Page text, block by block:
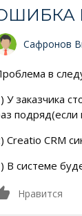
Сафронов
в
У заказчика
Creatio CRM
В системе
0
Нравится